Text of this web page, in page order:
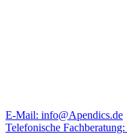
E-Mail: info@Apendics.de
Telefonische Fachberatung: